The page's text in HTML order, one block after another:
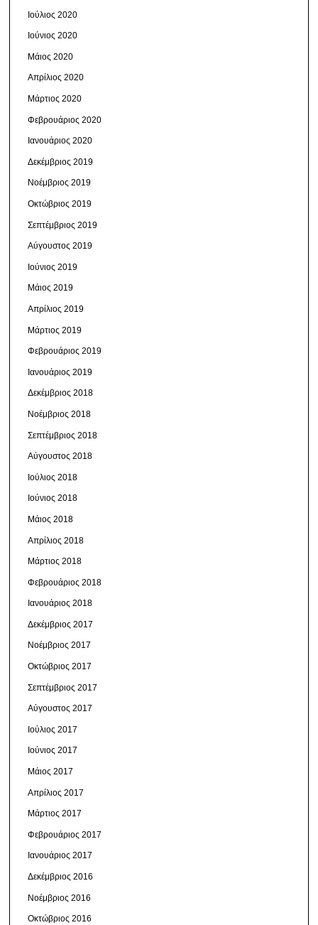
Ιούλιος 2020
Ιούνιος 2020
Μάιος 2020
Απρίλιος 2020
Μάρτιος 2020
Φεβρουάριος 2020
Ιανουάριος 2020
Δεκέμβριος 2019
Νοέμβριος 2019
Οκτώβριος 2019
Σεπτέμβριος 2019
Αύγουστος 2019
Ιούνιος 2019
Μάιος 2019
Απρίλιος 2019
Μάρτιος 2019
Φεβρουάριος 2019
Ιανουάριος 2019
Δεκέμβριος 2018
Νοέμβριος 2018
Σεπτέμβριος 2018
Αύγουστος 2018
Ιούλιος 2018
Ιούνιος 2018
Μάιος 2018
Απρίλιος 2018
Μάρτιος 2018
Φεβρουάριος 2018
Ιανουάριος 2018
Δεκέμβριος 2017
Νοέμβριος 2017
Οκτώβριος 2017
Σεπτέμβριος 2017
Αύγουστος 2017
Ιούλιος 2017
Ιούνιος 2017
Μάιος 2017
Απρίλιος 2017
Μάρτιος 2017
Φεβρουάριος 2017
Ιανουάριος 2017
Δεκέμβριος 2016
Νοέμβριος 2016
Οκτώβριος 2016